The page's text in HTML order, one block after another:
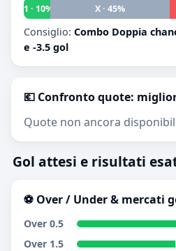
1 · 10%
X · 45%
Consiglio: Combo Doppia
e -3.5 gol
💶 Confronto quote:
Quote non ancora
Gol attesi e risultati
⚽ Over / Under & mercati
Over 0.5
Over 1.5